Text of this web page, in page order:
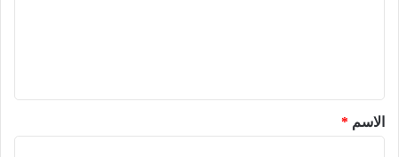
*الاسم *